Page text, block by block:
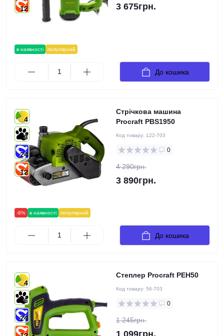
в наявності популярний
12 3 675грн.
До кошика
-9% в наявності популярний
4
3
24
12
Стрічкова машина
Procraft PBS1950
Код товару: 122-703
0
4 290грн.
3 890грн.
До кошика
4
6
24
Степлер Procraft PEH50
Код товару: 56-703
0
1 245грн.
1 099грн.